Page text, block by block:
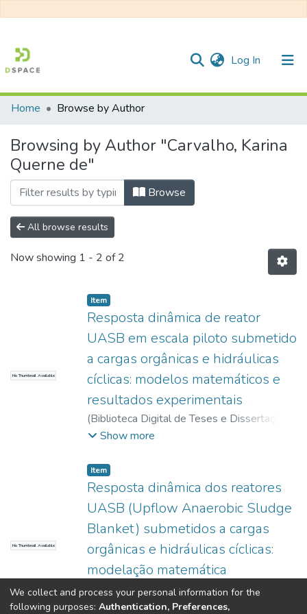
Log In (current)
Communities & Collections
All of DSpace
Home Browse by Author
Browsing by Author "Carvalho, Karina
Querne de"
Browse
All browse results
Now showing 1 - 2 of 2
No Thumbnail Available
Item
Resposta dinâmica de reator
UASB em escala piloto submetido
a cargas orgânicas e hidráulicas
cíclicas: modelos matemáticos e
resultados experimentais
(Biblioteca Digital de Teses e Dissertações
da USP,2017-11-15
Show more
No Thumbnail Available
Item
Resposta dinâmica dos reatores
UASB (Upflow Anaerobic Sludge
Blanket) submetidos a cargas
orgânicas e hidráulicas cíclicas:
modelação matemática
simplificada
(Biblioteca Digital de Teses e Dissertações
We collect and process your personal information for the
following purposes: Authentication, Preferences,